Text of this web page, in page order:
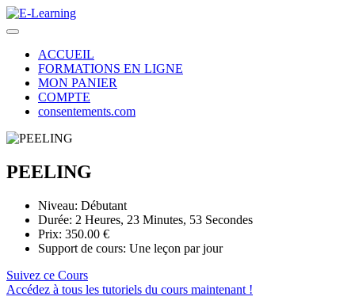
ACCUEIL
FORMATIONS EN LIGNE
MON PANIER
COMPTE
consentements.com
PEELING
Niveau: Débutant
Durée: 2 Heures, 23 Minutes, 53 Secondes
Prix: 350.00 €
Support de cours: Une leçon par jour
Suivez ce Cours
Accédez à tous les tutoriels du cours maintenant !